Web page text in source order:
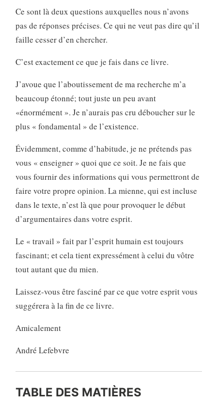
Ce sont là deux questions auxquelles nous n’avons
pas de réponses précises. Ce qui ne veut pas dire qu’il
faille cesser d’en chercher.
C’est exactement ce que je fais dans ce livre.
J’avoue que l’aboutissement de ma recherche m’a
beaucoup étonné; tout juste un peu avant
«énormément ». Je n’aurais pas cru déboucher sur le
plus « fondamental » de l’existence.
Évidemment, comme d’habitude, je ne prétends pas
vous « enseigner » quoi que ce soit. Je ne fais que
vous fournir des informations qui vous permettront de
faire votre propre opinion. La mienne, qui est incluse
dans le texte, n’est là que pour provoquer le début
d’argumentaires dans votre esprit.
Le « travail » fait par l’esprit humain est toujours
fascinant; et cela tient expressément à celui du vôtre
tout autant que du mien.
Laissez-vous être fasciné par ce que votre esprit vous
suggérera à la fin de ce livre.
Amicalement
André Lefebvre
TABLE DES MATIÈRES